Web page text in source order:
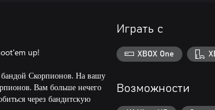
up!
Скорпионов. На вашу
Вам больше нечего
через бандитскую
Играть с
XBOX One
Возможности